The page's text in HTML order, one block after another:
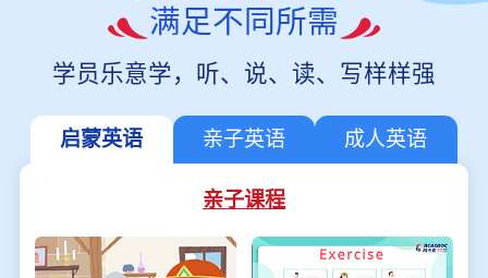
满足不同所需
学员乐意学，听、说、读、写样样强
启蒙英语 亲子英语 成人英语
亲子课程